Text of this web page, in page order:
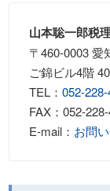
山本聡一郎税
〒460-0003 愛
ご錦ビル4階
TEL： 052-
FAX：052-
E-mail： お問